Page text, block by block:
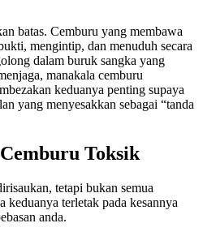
batas. Cemburu yang membawa
mengintip, dan menuduh secara
dalam buruk sangka yang
manakala cemburu
keduanya penting supaya
yang menyesakkan sebagai “tanda
Toksik
tetapi bukan semua
keduanya terletak pada kesannya
anda.